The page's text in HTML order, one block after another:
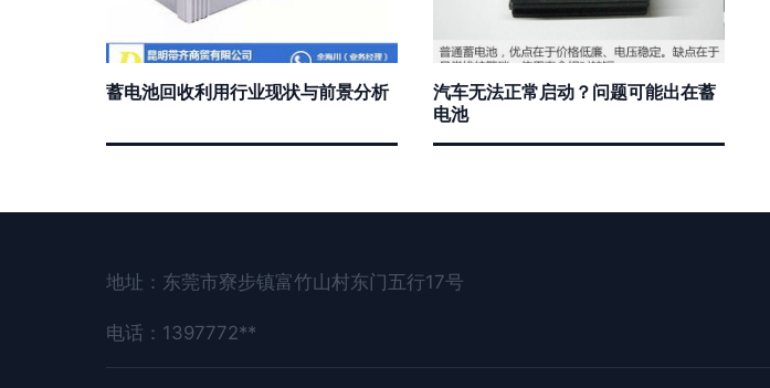
蓄电池回收利用行业现状与前景分析
汽车无法正常启动？问题可能出在蓄
电池
地址：东莞市寮步镇富竹山村东门五行17号
电话：1397772**